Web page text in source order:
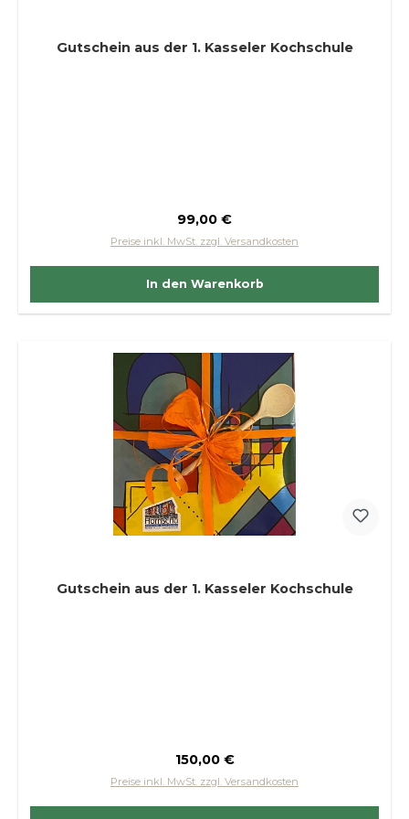
Gutschein aus der 1. Kasseler Kochschule
Regulärer Preis:
99,00 €
Preise inkl. MwSt. zzgl. Versandkosten
In den Warenkorb
Gutschein aus der 1. Kasseler Kochschule
Regulärer Preis:
150,00 €
Preise inkl. MwSt. zzgl. Versandkosten